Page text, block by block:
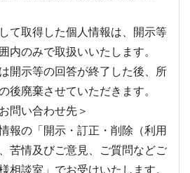
て取得した個人情報は、開示等
内のみで取扱いいたします。
開示等の回答が終了した後、所
後廃棄させていただきます。
問い合わせ先＞
報の「開示・訂正・削除（利用
苦情及びご意見、ご質問などご
相談室」でお受けいたします。